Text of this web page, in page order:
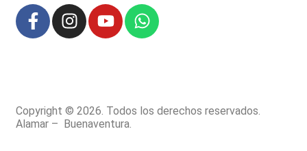
Copyright © 2026. Todos los derechos reservados.
Alamar – Buenaventura.